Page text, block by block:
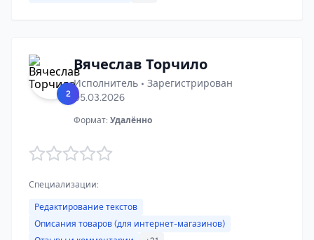
2
Вячеслав Торчило
Исполнитель • Зарегистрирован
05.03.2026
Формат: Удалённо
Специализации:
Редактирование текстов
Описания товаров (для интернет-магазинов)